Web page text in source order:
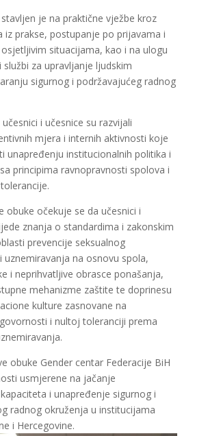
je na praktične vježbe kroz
iz prakse, postupanje po prijavama i
situacijama, kao i na ulogu
za upravljanje ljudskim
sigurnog i podržavajućeg radnog
i učesnice su razvijali
mjera i internih aktivnosti koje
unapređenju institucionalnih politika i
principima ravnopravnosti spolova i
obuke očekuje se da učesnici i
znanja o standardima i zakonskim
prevencije seksualnog
uznemiravanja na osnovu spola,
i neprihvatljive obrasce ponašanja,
mehanizme zaštite te doprinesu
kulture zasnovane na
i nultoj toleranciji prema
obuke Gender centar Federacije BiH
usmjerene na jačanje
i unapređenje sigurnog i
radnog okruženja u institucijama
i Hercegovine.